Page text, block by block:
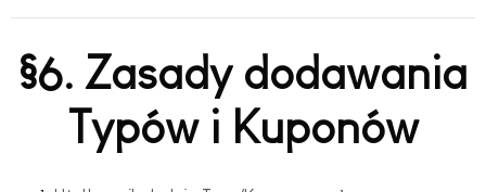
§6. Zasady dodawania
Typów i Kuponów